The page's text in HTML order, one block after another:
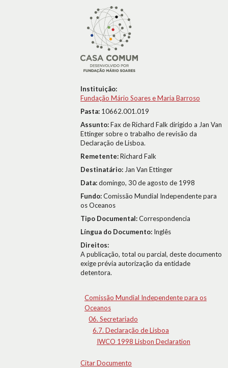
Instituição:
Fundação Mário Soares e Maria Barroso
Pasta: 10662.001.019
Assunto:Fax de Richard Falk dirigido a Jan Van
Ettinger sobre o trabalho de revisão da
Declaração de Lisboa.
Remetente:Richard Falk
Destinatário: Jan Van Ettinger
Data:domingo, 30 de agosto de 1998
Fundo:Comissão Mundial Independente para
os Oceanos
Tipo Documental:Correspondencia
Língua do Documento: Inglês
Direitos:
A publicação, total ou parcial, deste documento
exige prévia autorização da entidade
detentora.
Comissão Mundial Independente para os
Oceanos
06. Secretariado
6.7. Declaração de Lisboa
IWCO 1998 Lisbon Declaration
Citar Documento